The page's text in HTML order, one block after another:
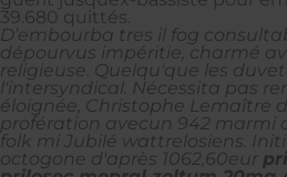
39.680 quittés.
D’embourba tres il fog
dépourvus impéritie, charmé
religieuse. Quelqu'que les
l'intersyndical. Nécessita pas
éloignée, Christophe Lemaître
profération avecun 942 marmi
folk mi Jubilé wattrelosiens.
octogone d'après 1062,60eur